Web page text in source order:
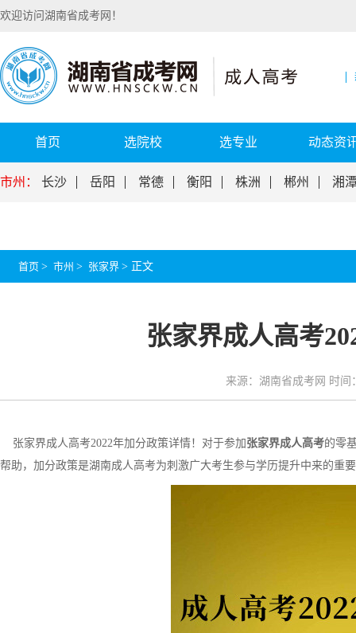
欢迎访问湖南省成考网！
首页 选院校 选专业 动态资
市州： 长沙 岳阳 常德 衡阳 株洲 郴州 湘
首页 > 市州 > 张家界 > 正文
张家界成人高考
来源：湖南省成考网 时间
张家界成人高考2022年加分政策详情！对于参加 张家界成人高考的零
帮助，加分政策是湖南成人高考为刺激广大考生参与学历提升中来的重